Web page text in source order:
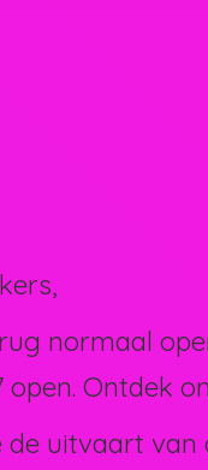
normaal
Ontdek
uitvaart van